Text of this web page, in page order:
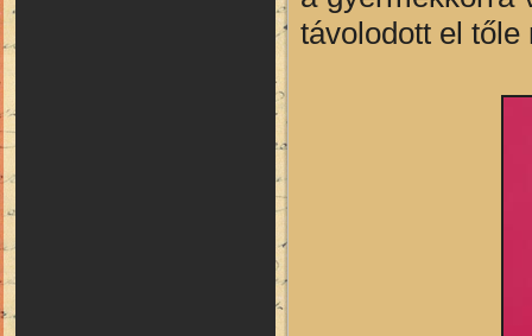
távolodott el tőle